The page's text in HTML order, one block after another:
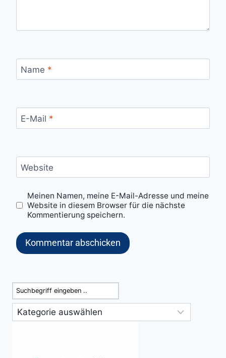
Name *
E-Mail *
Website
Meinen Namen, meine E-Mail-Adresse und meine
Website in diesem Browser für die nächste
Kommentierung speichern.
Suchen
Kategorien